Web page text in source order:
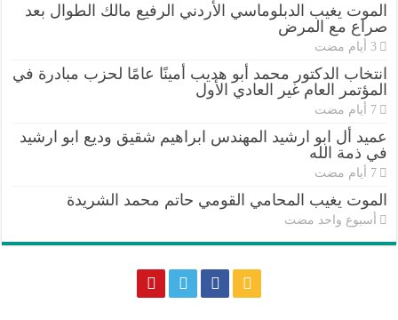
الموت يغيب الدبلوماسي الأردني الرفيع مالك الطوال بعد
صراع مع المرض
‏3 أيام مضت
انتخاب الدكتور محمد أبو هديب أمينًا عامًا لحزب مبادرة في
المؤتمر العام غير العادي الأول
‏7 أيام مضت
عميد أل ابو ارشيد المهندس ابراهيم شقيق وديع ابو ارشيد
في ذمة الله
‏7 أيام مضت
الموت يغيب المحامي القومي حاتم محمد الشريدة
‏أسبوع واحد مضت